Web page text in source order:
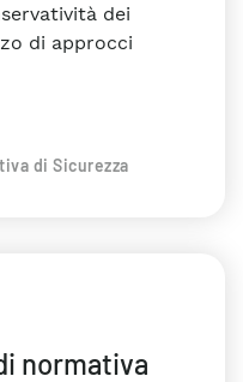
dei
di approcci
di Sicurezza
normativa